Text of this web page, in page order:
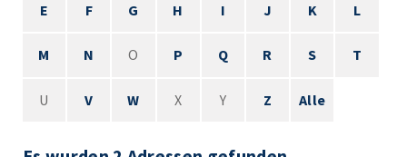
E F G H I J K L
M N O P Q R S T
U V W X Y Z Alle